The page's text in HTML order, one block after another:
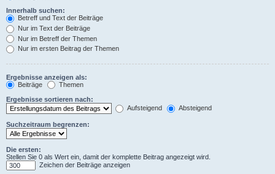
Innerhalb suchen:
Betreff und Text der Beiträge
Nur im Text der Beiträge
Nur im Betreff der Themen
Nur im ersten Beitrag der Themen
Ergebnisse anzeigen als:
Beiträge
Themen
Ergebnisse sortieren nach:
Aufsteigend
Absteigend
Suchzeitraum begrenzen:
Die ersten:
Stellen Sie 0 als Wert ein, damit der komplette Beitrag angezeigt wird.
Zeichen der Beiträge anzeigen